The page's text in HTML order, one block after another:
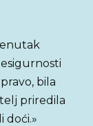
bila
priredila
doći.»